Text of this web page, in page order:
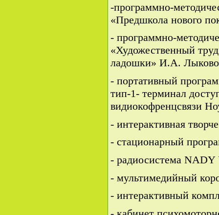
-программно-
«Предшкола нового
- программно-
«Художественный
ладошки» И.А.
- портативный
тип-1- терминал
видиокофренцсвязи
- интерактивная
- стационарный
- радиосистема
- мультимедийный
- интерактивный